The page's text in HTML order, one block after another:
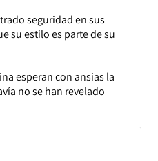
seguridad en sus
su estilo es parte de su
esperan con ansias la
no se han revelado